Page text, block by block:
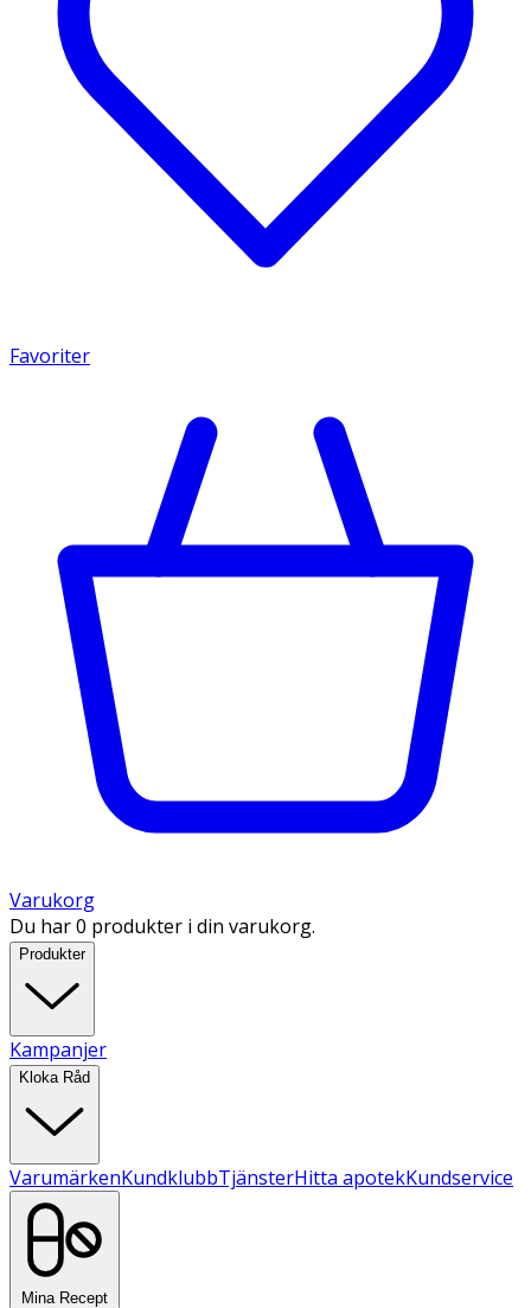
Favoriter
Varukorg
Du har 0 produkter i din varukorg.
Produkter
Kampanjer
Kloka Råd
VarumärkenKundklubbTjänsterHitta apotekKundservice
Mina Recept